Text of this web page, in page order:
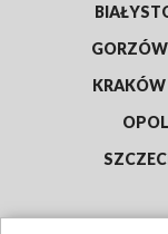
KRAKÓW